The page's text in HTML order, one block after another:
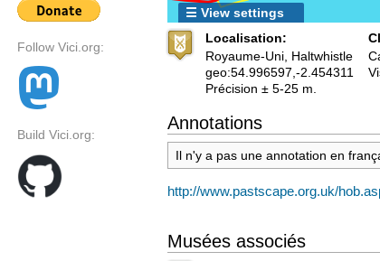
Follow Vici.org:
Build Vici.org:
☰ View settings
Localisation:
Royaume-Uni, Haltwhistle
geo:54.996597,-2.454311
Précision ± 5-25 m.
Annotations
Il n'y a pas une annotation en
http://www.pastscape.org.uk/
Musées associés